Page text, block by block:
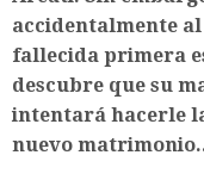
accidentalmente
fallecida primera
descubre que su
intentará hacerle
nuevo